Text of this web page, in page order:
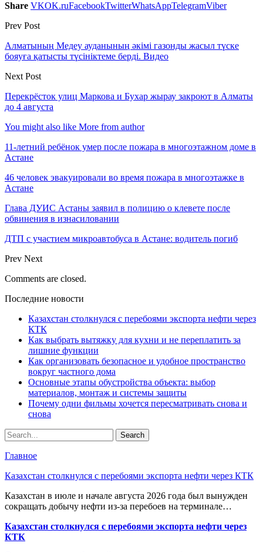
Share VKOK.ruFacebookTwitterWhatsAppTelegramViber
Prev Post
Алматының Медеу ауданының әкімі газонды жасыл түске
бояуға қатысты түсініктеме берді. Видео
Next Post
Перекрёсток улиц Маркова и Бухар жырау закроют в Алматы
до 4 августа
You might also like More from author
11-летний ребёнок умер после пожара в многоэтажном доме в
Астане
46 человек эвакуировали во время пожара в многоэтажке в
Астане
Глава ДУИС Астаны заявил в полицию о клевете после
обвинения в изнасиловании
ДТП с участием микроавтобуса в Астане: водитель погиб
Prev Next
Comments are closed.
Последние новости
Казахстан столкнулся с перебоями экспорта нефти через
КТК
Как выбрать вытяжку для кухни и не переплатить за
лишние функции
Как организовать безопасное и удобное пространство
вокруг частного дома
Основные этапы обустройства объекта: выбор
материалов, монтаж и системы защиты
Почему одни фильмы хочется пересматривать снова и
снова
Главное
Казахстан столкнулся с перебоями экспорта нефти через КТК
Казахстан в июле и начале августа 2026 года был вынужден
сокращать добычу нефти из-за перебоев на терминале…
Казахстан столкнулся с перебоями экспорта нефти через
КТК